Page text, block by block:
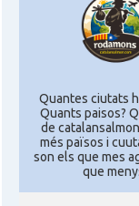
Quantes ciutats
Quants paisos?
de
més països i
son els que mes
que